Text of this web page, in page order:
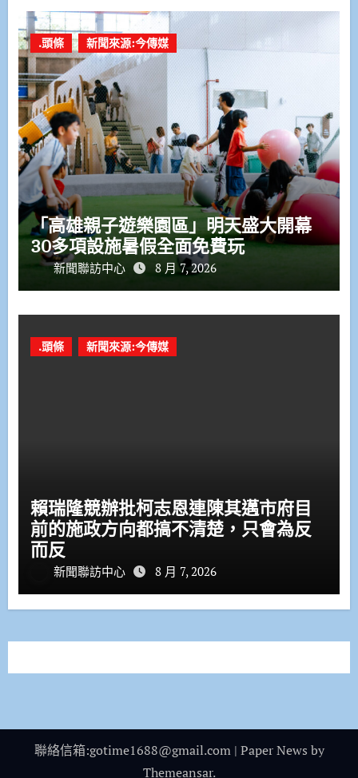
.頭條 新聞來源:今傳媒
「高雄親子遊樂園區」明天盛大開幕
30多項設施暑假全面免費玩
新聞聯訪中心 8 月 7, 2026
.頭條 新聞來源:今傳媒
賴瑞隆競辦批柯志恩連陳其邁市府目
前的施政方向都搞不清楚，只會為反
而反
新聞聯訪中心 8 月 7, 2026
聯絡信箱:gotime1688@gmail.com | Paper News by
Themeansar.